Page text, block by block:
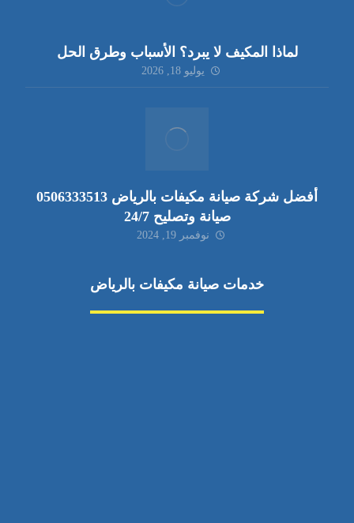
لماذا المكيف لا يبرد؟ الأسباب وطرق الحل
يوليو 18, 2026
أفضل شركة صيانة مكيفات بالرياض 0506333513
صيانة وتصليح 24/7
نوفمبر 19, 2024
خدمات صيانة مكيفات بالرياض